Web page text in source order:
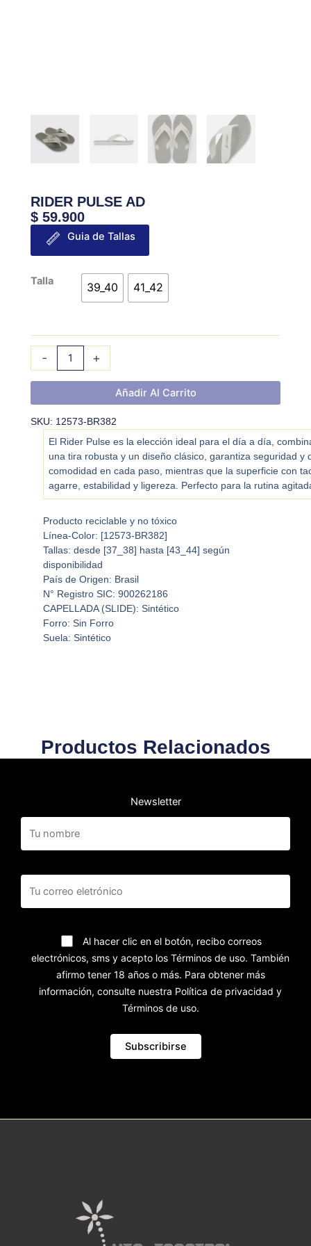
RIDER PULSE AD
$ 59.900
Guia de Tallas
Talla 39_40 41_42
-
RIDER
+
Añadir Al Carrito
SKU: 12573-BR382
El Rider Pulse es la elección ideal para el día a día,
una tira robusta y un diseño clásico, garantiza seguridad y
comodidad en cada paso, mientras que la superficie con
agarre, estabilidad y ligereza. Perfecto para la rutina
Producto reciclable y no tóxico
Línea-Color: [12573-BR382]
Tallas: desde [37_38] hasta [43_44] según
disponibilidad
País de Origen: Brasil
N° Registro SIC: 900262186
CAPELLADA (SLIDE): Sintético
Forro: Sin Forro
Suela: Sintético
Productos Relacionados
Newsletter
Al hacer clic en el botón, recibo correos
electrónicos, sms y acepto los Términos de uso. También
afirmo tener 18 años o más. Para obtener más
información, consulte nuestra Política de privacidad y
Términos de uso.